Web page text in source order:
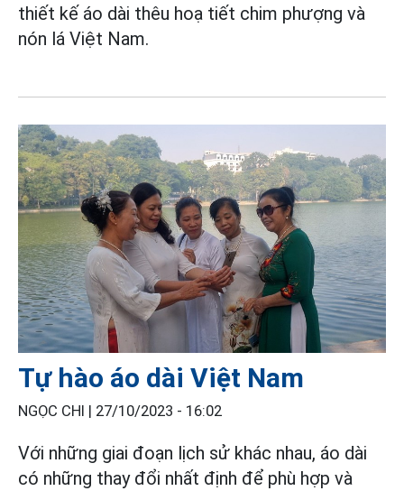
thiết kế áo dài thêu hoạ tiết chim phượng và
nón lá Việt Nam.
Tự hào áo dài Việt Nam
NGỌC CHI | 27/10/2023 - 16:02
Với những giai đoạn lịch sử khác nhau, áo dài
có những thay đổi nhất định để phù hợp và